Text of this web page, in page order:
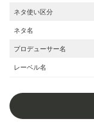
ネタ使い区分
ネタ名
プロデューサー名
レーベル名